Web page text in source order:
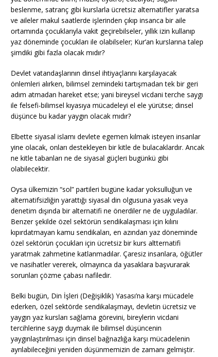
beslenme, satranç gibi kurslarla ücretsiz alternatifler yaratsa
ve aileler makul saatlerde işlerinden çıkıp insanca bir aile
ortamında çocuklarıyla vakit geçirebilseler, yıllık izin kullanıp
yaz döneminde çocukları ile olabilseler; Kur’an kurslarına talep
şimdiki gibi fazla olacak mıdır?
Devlet vatandaşlarının dinsel ihtiyaçlarını karşılayacak
önlemleri alırken, bilimsel zemindeki tartışmadan tek bir geri
adım atmadan hareket etse; yani bireysel vicdani terche saygı
ile felsefi-bilimsel kıyasıya mücadeleyi el ele yürütse; dinsel
düşünce bu kadar yaygın olacak mıdır?
Elbette siyasal islamı devlete egemen kılmak isteyen insanlar
yine olacak, onları destekleyen bir kitle de bulacaklardır. Ancak
ne kitle tabanları ne de siyasal güçleri bugünkü gibi
olabilecektir.
Oysa ülkemizin “sol” partileri bugüne kadar yoksulluğun ve
alternatifsizliğin yarattığı siyasal din olgusuna yasak veya
denetim dışında bir alternatifi ne önerdiler ne de uyguladılar.
Benzer şekilde özel sektörün sendikalaşması için kılını
kıpırdatmayan kamu sendikaları, en azından yaz döneminde
özel sektörün çocukları için ücretsiz bir kurs altternatifi
yaratmak zahmetine katlanmadılar. Çaresiz insanlara, öğütler
ve nasihatler vererek, olmayınca da yasaklara başvurarak
sorunları çözme çabası nafiledir.
Belki bugün, Din İşleri (Değişiklik) Yasası’na karşı mücadele
ederken, özel sektörde sendikalaşmayı, devletin ücretsiz ve
yaygın yaz kursları sağlama görevini, bireylerin vicdani
tercihlerine saygı duymak ile bilimsel düşüncenin
yaygınlaştırılması için dinsel bağnazlığa karşı mücadelenin
ayrılabileceğini yeniden düşünmemizin de zamanı gelmiştir.